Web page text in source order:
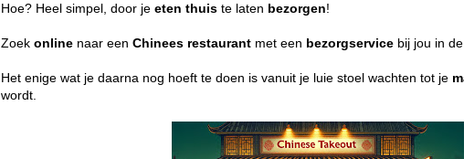
Hoe? Heel simpel, door jeeten thuis te laten bezorgen!
Zoekonline naar eenChinees restaurant met een bezorgservice bij jou in
Het enige wat je daarna nog hoeft te doen is vanuit je luie stoel wachten tot je
wordt.